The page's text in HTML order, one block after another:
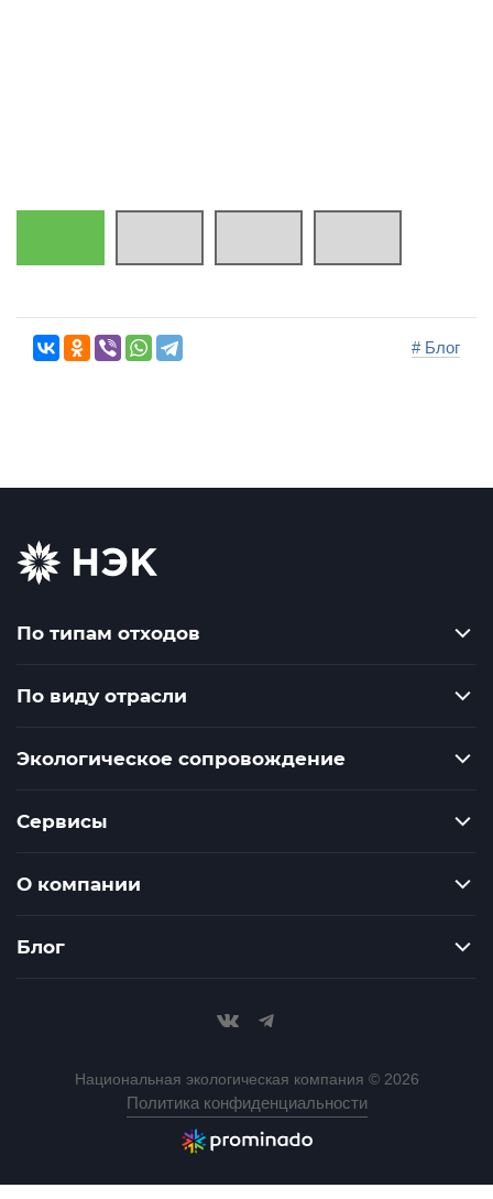
# Блог
По типам отходов
По виду отрасли
Экологическое сопровождение
Сервисы
О компании
Блог
Национальная экологическая компания © 2026
Политика конфиденциальности